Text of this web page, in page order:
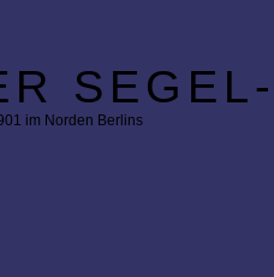
im Norden Berlins